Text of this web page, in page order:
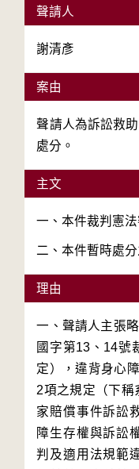
聲請人
謝清彥
案由
聲請人為訴訟救
處分。
主文
二、本件暫時處
理由
一、聲請人主張
國字第13、14號
定），違背身心
2項之規定（下稱
家賠償事件訴訟
障生存權與訴訟
判及適用法規範